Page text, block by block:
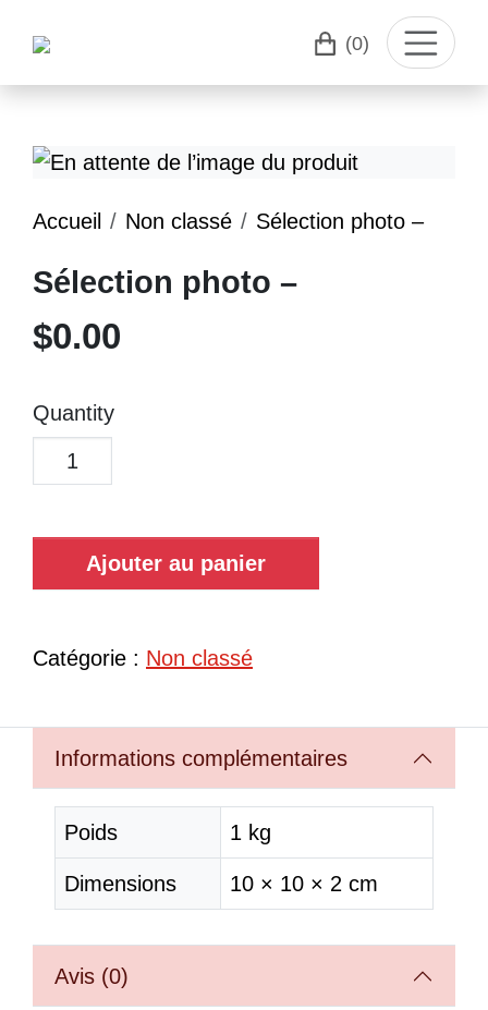
(0)
Accueil Non classé Sélection photo –
Sélection photo –
$0.00
Quantity
Ajouter au panier
Catégorie : Non classé
Informations complémentaires
Poids 1 kg
Dimensions 10 × 10 × 2 cm
Avis (0)